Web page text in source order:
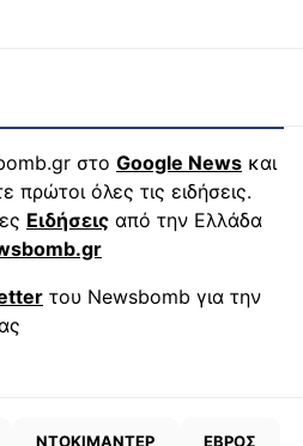
στο Google News και
πρώτοι όλες τις ειδήσεις.
Ειδήσεις από την Ελλάδα
του Newsbomb για την
ΝΤΟΚΙΜΑΝΤΕΡ ΕΒΡΟΣ